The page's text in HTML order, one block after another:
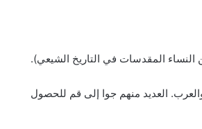
النساء المقدسات في التاريخ الشيعي).
والعرب. العديد منهم جوا إلى قم للحصول